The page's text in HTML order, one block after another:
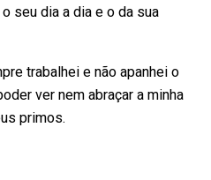
seu dia a dia e o da sua
trabalhei e não apanhei o
ver nem abraçar a minha
primos.